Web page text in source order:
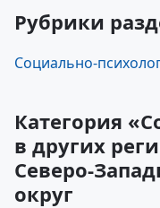
Рубрики
Социально-
Категория
в других
Северо-
округ